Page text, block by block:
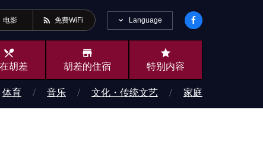
电影 rss_feed 免费WiFi Language
local_dining
胡差
store
胡差的住宿
star
特别内容
体育 音乐 文化・传统文艺 家庭